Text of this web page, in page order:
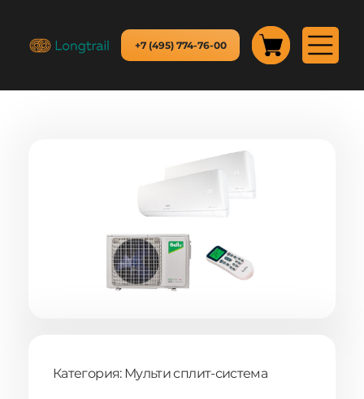
+7 (495) 774-76-00
Категория: Мульти сплит-система